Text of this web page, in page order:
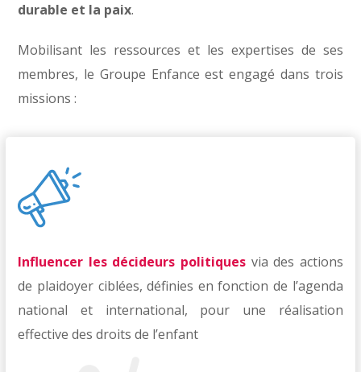
durable et la paix.
Mobilisant les ressources et les expertises de ses
membres, le Groupe Enfance est engagé dans trois
missions :
Influencer les décideurs politiques via des actions
de plaidoyer ciblées, définies en fonction de l’agenda
national et international, pour une réalisation
effective des droits de l’enfant